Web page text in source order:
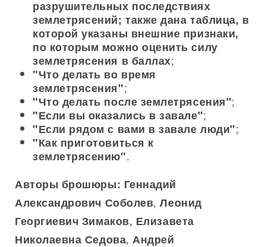
разрушительных последствиях
землетрясений; также дана таблица, в
которой указаны внешние признаки,
по которым можно оценить силу
землетрясения в баллах;
"Что делать во время
землетрясения";
"Что делать после землетрясения";
"Если вы оказались в завале";
"Если рядом с вами в завале люди";
"Как приготовиться к
землетрясению".
Авторы брошюры: Геннадий
Александрович Соболев,Леонид
Георгиевич Зимаков, Елизавета
Николаевна Седова, Андрей